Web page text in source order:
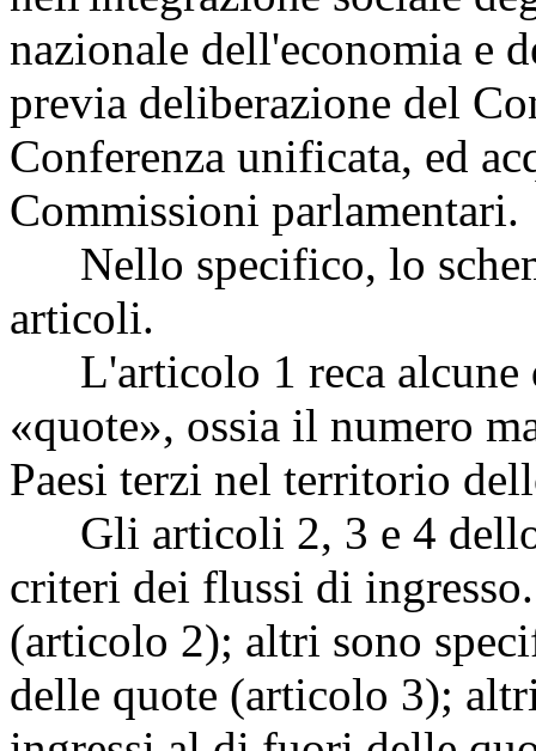
nazionale dell'economia e
previa deliberazione del
Conferenza unificata, ed
Commissioni parlamentari.
Nello specifico, lo
articoli.
L'articolo 1 reca alcune
«quote», ossia il numero
Paesi terzi nel territorio
Gli articoli 2, 3 e 4 dello
criteri dei flussi di
(articolo 2); altri sono
delle quote (articolo 3);